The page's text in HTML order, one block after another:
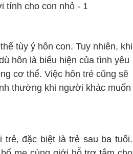
tùy ý hôn con. Tuy nhiên, khi
hôn là biểu hiện của tình yêu
cơ thể. Việc hôn trẻ cũng sẽ
thường khi người khác muốn
đặc biệt là trẻ sau ba tuổi.